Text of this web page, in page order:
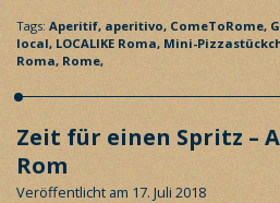
Tags: Aperitif, aperitivo, ComeToRome,
local, LOCALIKE Roma, Mini-
Roma, Rome,
Zeit für einen Spritz –
Rom
Veröffentlicht am 17. Juli 2018